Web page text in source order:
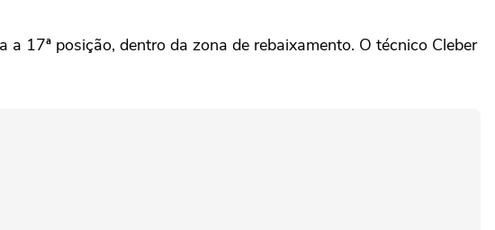
17ª posição, dentro da zona de rebaixamento. O técnico Cleber